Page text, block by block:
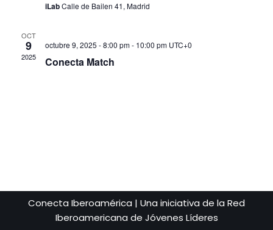
iLabCalle de Bailen 41, Madrid
OCT
9
2025
octubre 9, 2025 - 8:00 pm- 10:00 pm UTC+0
Conecta Match
Conecta Iberoamérica | Una iniciativa de la Red
Iberoamericana de Jóvenes Líderes